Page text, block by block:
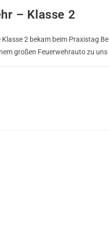
– Klasse 2
2 bekam beim Praxistag
großen Feuerwehrauto zu uns